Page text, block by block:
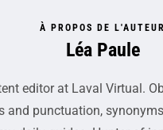
À PROPOS DE L'AUTEUR
Léa Paule
editor at Laval Virtual.
and punctuation,